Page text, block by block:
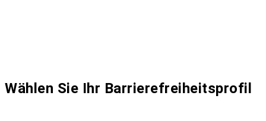
Wählen Sie Ihr Barrierefreiheitsprofil